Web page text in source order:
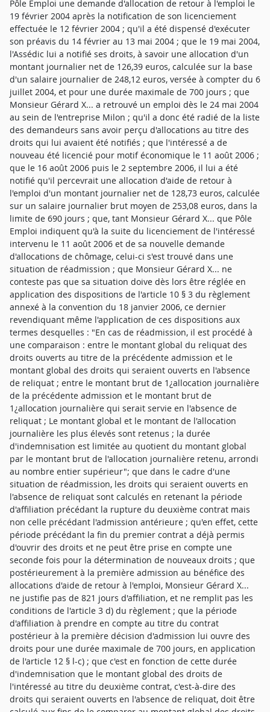
Pôle Emploi une demande d'allocation de retour à l'emploi le
19 février 2004 après la notification de son licenciement
effectuée le 12 février 2004 ; qu'il a été dispensé d'exécuter
son préavis du 14 février au 13 mai 2004 ; que le 19 mai 2004,
l'Assédic lui a notifié ses droits, à savoir une allocation d'un
montant journalier net de 126,39 euros, calculée sur la base
d'un salaire journalier de 248,12 euros, versée à compter du 6
juillet 2004, et pour une durée maximale de 700 jours ; que
Monsieur Gérard X... a retrouvé un emploi dès le 24 mai 2004
au sein de l'entreprise Milon ; qu'il a donc été radié de la liste
des demandeurs sans avoir perçu d'allocations au titre des
droits qui lui avaient été notifiés ; que l'intéressé a de
nouveau été licencié pour motif économique le 11 août 2006 ;
que le 16 août 2006 puis le 2 septembre 2006, il lui a été
notifié qu'il percevrait une allocation d'aide de retour à
l'emploi d'un montant journalier net de 128,73 euros, calculée
sur un salaire journalier brut moyen de 253,08 euros, dans la
limite de 690 jours ; que, tant Monsieur Gérard X... que Pôle
Emploi indiquent qu'à la suite du licenciement de l'intéressé
intervenu le 11 août 2006 et de sa nouvelle demande
d'allocations de chômage, celui-ci s'est trouvé dans une
situation de réadmission ; que Monsieur Gérard X... ne
conteste pas que sa situation doive dès lors être réglée en
application des dispositions de l'article 10 § 3 du règlement
annexé à la convention du 18 janvier 2006, ce dernier
revendiquant même l'application de ces dispositions aux
termes desquelles : "En cas de réadmission, il est procédé à
une comparaison : entre le montant global du reliquat des
droits ouverts au titre de la précédente admission et le
montant global des droits qui seraient ouverts en l'absence
de reliquat ; entre le montant brut de 1¿allocation journalière
de la précédente admission et le montant brut de
1¿allocation journalière qui serait servie en l'absence de
reliquat ; Le montant global et le montant de l'allocation
journalière les plus élevés sont retenus ; la durée
d'indemnisation est limitée au quotient du montant global
par le montant brut de l'allocation journalière retenu, arrondi
au nombre entier supérieur"; que dans le cadre d'une
situation de réadmission, les droits qui seraient ouverts en
l'absence de reliquat sont calculés en retenant la période
d'affiliation précédant la rupture du deuxième contrat mais
non celle précédant l'admission antérieure ; qu'en effet, cette
période précédant la fin du premier contrat a déjà permis
d'ouvrir des droits et ne peut être prise en compte une
seconde fois pour la détermination de nouveaux droits ; que
postérieurement à la première admission au bénéfice des
allocations d'aide de retour à l'emploi, Monsieur Gérard X...
ne justifie pas de 821 jours d'affiliation, et ne remplit pas les
conditions de l'article 3 d) du règlement ; que la période
d'affiliation à prendre en compte au titre du contrat
postérieur à la première décision d'admission lui ouvre des
droits pour une durée maximale de 700 jours, en application
de l'article 12 § l-c) ; que c'est en fonction de cette durée
d'indemnisation que le montant global des droits de
l'intéressé au titre du deuxième contrat, c'est-à-dire des
droits qui seraient ouverts en l'absence de reliquat, doit être